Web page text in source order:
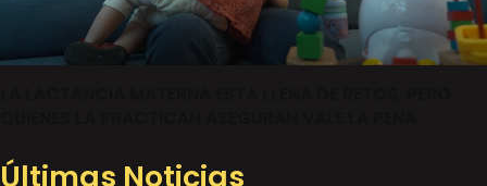
Últimas Noticias